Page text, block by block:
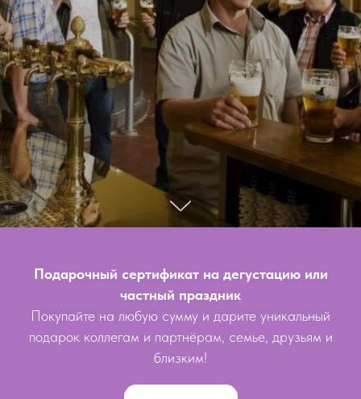
Подарочный сертификат на дегустацию или
частный праздник
Покупайте на любую сумму и дарите уникальный
подарок коллегам и партнёрам, семье, друзьям и
близким!